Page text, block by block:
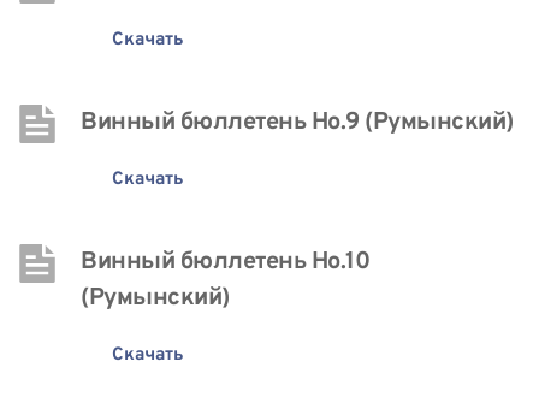
Скачать
Винный бюллетень Нo.9 (Румынский)
Скачать
Винный бюллетень Нo.10
(Румынский)
Скачать